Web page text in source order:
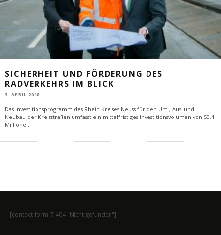
SICHERHEIT UND FÖRDERUNG DES
RADVERKEHRS IM BLICK
3. APRIL 2018
Das Investitionsprogramm des Rhein-Kreises Neuss für den Um-, Aus- und
Neubau der Kreisstraßen umfasst ein mittelfristiges Investitionsvolumen von 50,4
Millione...
[contact-form-7 404 "Nicht gefunden"]